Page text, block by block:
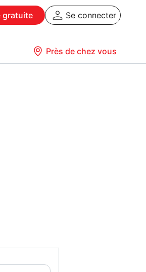
gratuite Se connecter
Près de chez vous